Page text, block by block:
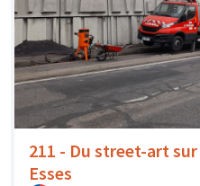
211 - Du street-art
Esses